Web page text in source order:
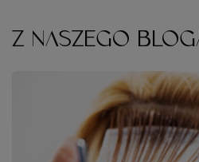
Z NASZEGO